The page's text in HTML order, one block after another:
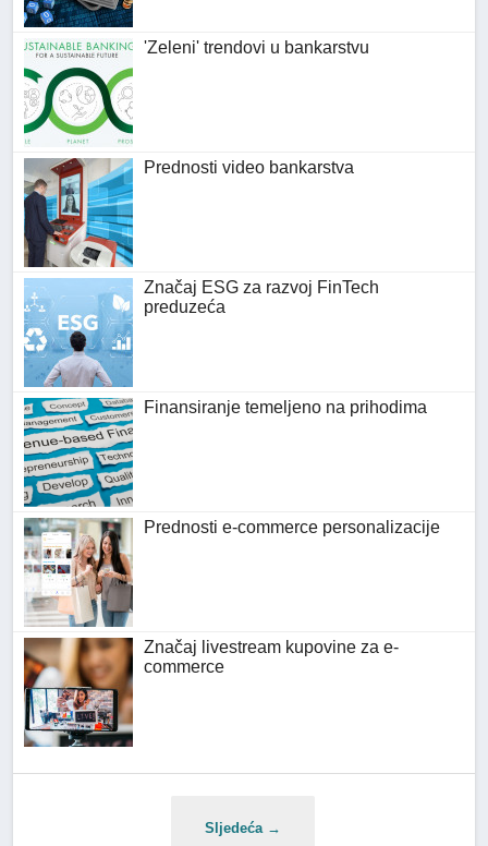
'Zeleni' trendovi u bankarstvu
Prednosti video bankarstva
Značaj ESG za razvoj FinTech
preduzeća
Finansiranje temeljeno na prihodima
Prednosti e-commerce personalizacije
Značaj livestream kupovine za e-
commerce
Sljedeća →